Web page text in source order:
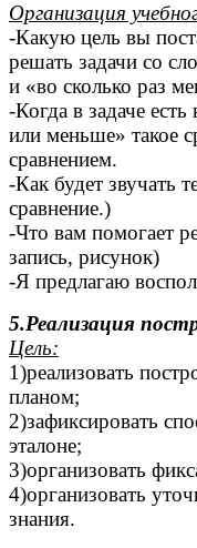
Организация
-Какую цель вы
решать задачи со
и «во сколько раз
-Когда в задаче
или меньше» такое
сравнением.
-Как будет звучать
сравнение.)
-Что вам помогает
запись, рисунок)
-Я предлагаю
5.Реализация
Цель:
1)реализовать
планом;
2)зафиксировать
эталоне;
3)организовать
4)организовать
знания.